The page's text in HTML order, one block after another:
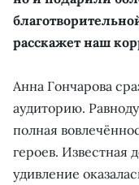
расскажет наш
Анна Гончарова
аудиторию.
полная
героев. Известная
удивление